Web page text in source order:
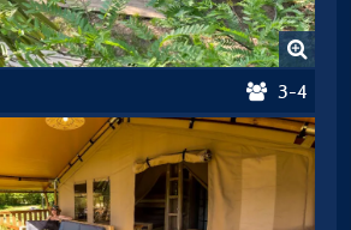
3-4